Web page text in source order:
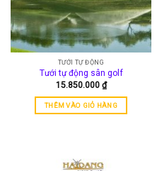
TƯỚI TỰ ĐỘNG
Tưới tự động sân golf
15.850.000 ₫
THÊM VÀO GIỎ HÀNG